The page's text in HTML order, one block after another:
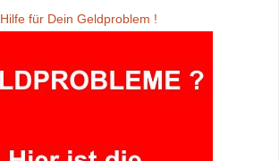
Hilfe für Dein Geldproblem !